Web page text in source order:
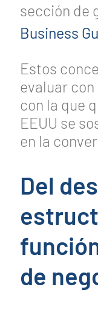
sección de
Business
Estos
evaluar
con la que
EEUU se
en la
Del
de